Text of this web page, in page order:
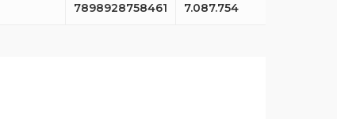
7898928758461 7.087.754